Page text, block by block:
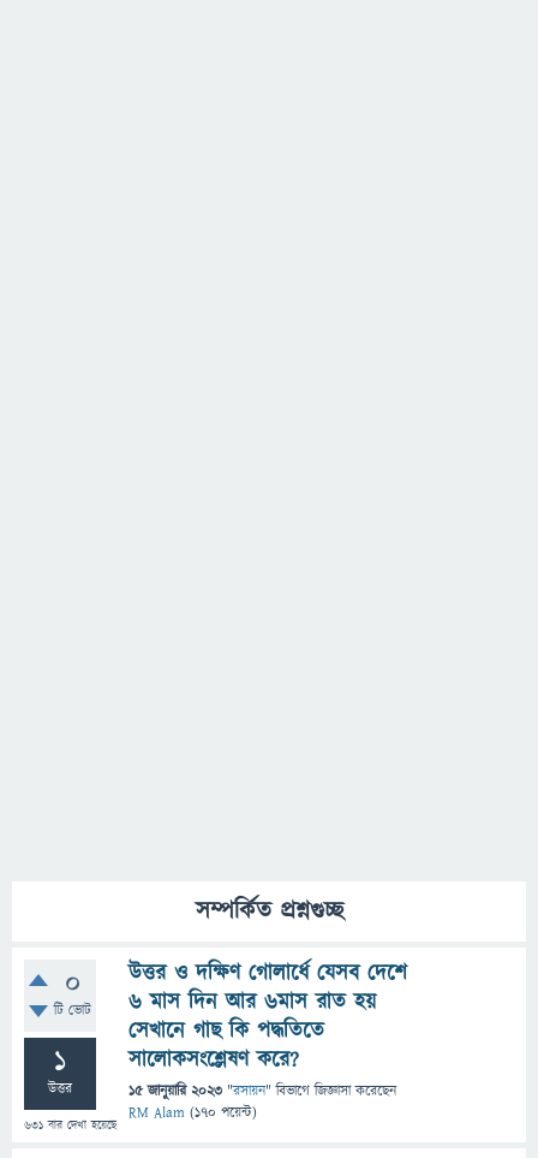
সম্পর্কিত প্রশ্নগুচ্ছ
0
টি ভোট
1
উত্তর
631 বার দেখা হয়েছে
উত্তর ও দক্ষিণ গোলার্ধে যেসব দেশে
৬ মাস দিন আর ৬মাস রাত হয়
সেখানে গাছ কি পদ্ধতিতে
সালোকসংশ্লেষণ করে?
15 জানুয়ারি 2023 "রসায়ন" বিভাগে জিজ্ঞাসাকরেছেন
RM Alam (170 পয়েন্ট)